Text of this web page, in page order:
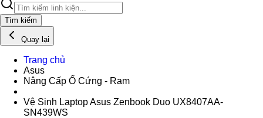
Tìm kiếm
Quay lại
Trang chủ
Asus
Nâng Cấp Ổ Cứng - Ram
Vệ Sinh Laptop Asus Zenbook Duo UX8407AA-
SN439WS